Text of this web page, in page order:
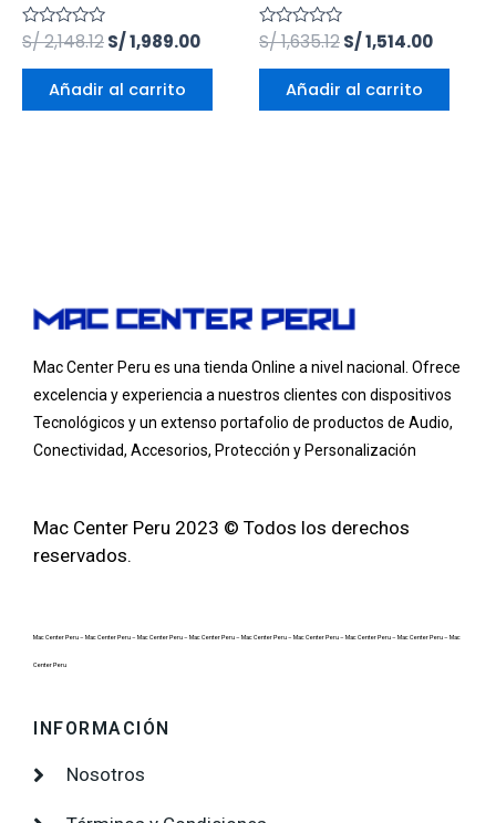
Valorado
en
0
S/2,148.12S/1,989.00
Añadir al carrito
Valorado
en
0
S/1,635.12S/1,514.00
Añadir al carrito
Mac Center Peru es una tienda Online a nivel nacional
. Ofrece
excelencia y experiencia a nuestros clientes con dispositivos
Tecnológicos y un extenso portafolio de productos de Audio,
Conectividad, Accesorios, Protección y Personalización
Mac Center Peru 2023 © Todos los derechos
reservados.
Mac Center Peru – Mac Center Peru – Mac Center Peru – Mac Center Peru – Mac Center Peru – Mac Center Peru – Mac Center Peru – Mac Center Peru – Mac
Center Peru
INFORMACIÓN
Nosotros